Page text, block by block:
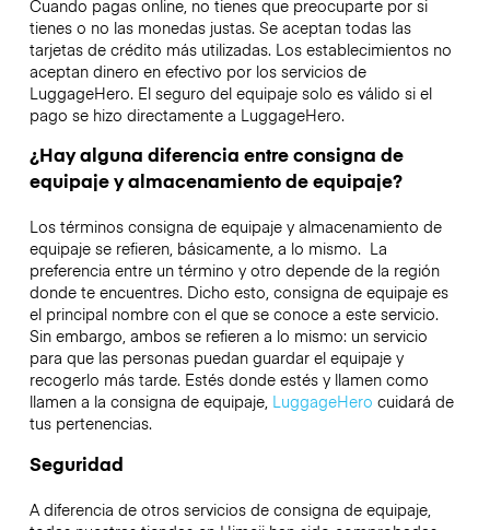
Cuando pagas online, no tienes que preocuparte por si
tienes o no las monedas justas. Se aceptan todas las
tarjetas de crédito más utilizadas. Los establecimientos no
aceptan dinero en efectivo por los servicios de
LuggageHero. El seguro del equipaje solo es válido si el
pago se hizo directamente a LuggageHero.
¿Hay alguna diferencia entre consigna de
equipaje y almacenamiento de equipaje?
Los términos consigna de equipaje y almacenamiento de
equipaje se refieren, básicamente, a lo mismo. La
preferencia entre un término y otro depende de la región
donde te encuentres. Dicho esto, consigna de equipaje es
el principal nombre con el que se conoce a este servicio.
Sin embargo, ambos se refieren a lo mismo: un servicio
para que las personas puedan guardar el equipaje y
recogerlo más tarde. Estés donde estés y llamen como
llamen a la consigna de equipaje,LuggageHero cuidará de
tus pertenencias.
Seguridad
A diferencia de otros servicios de consigna de equipaje,